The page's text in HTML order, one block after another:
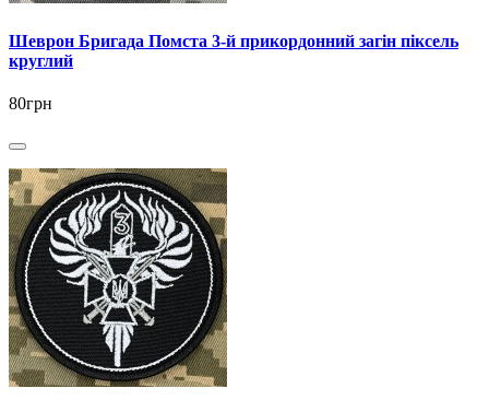
Шеврон Бригада Помста 3-й прикордонний загін піксель
круглий
80грн